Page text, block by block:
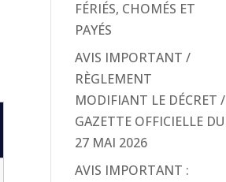
FÉRIÉS, CHOMÉS ET
PAYÉS
AVIS IMPORTANT /
RÈGLEMENT
MODIFIANT LE DÉCRET /
GAZETTE OFFICIELLE DU
27 MAI 2026
AVIS IMPORTANT :